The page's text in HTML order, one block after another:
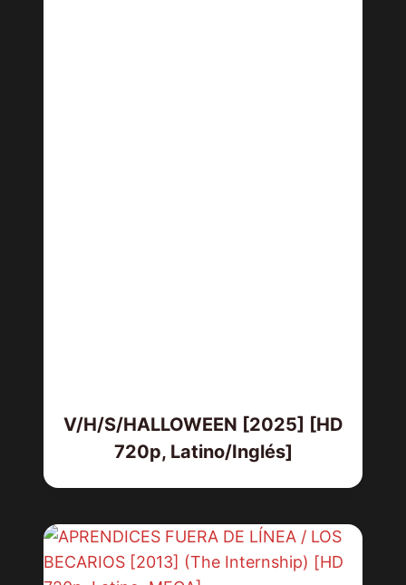
V/H/S/HALLOWEEN [2025] [HD
720p, Latino/Inglés]